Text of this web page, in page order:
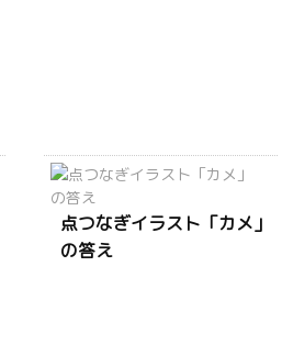
点つなぎイラスト「カメ」
の答え